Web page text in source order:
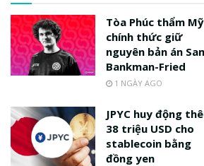
Tòa Phúc thẩm Mỹ
chính thức giữ
nguyên bản án
Bankman-Fried
1 NGÀY AGO
JPYC huy động
38 triệu USD cho
stablecoin bằng
đồng yen